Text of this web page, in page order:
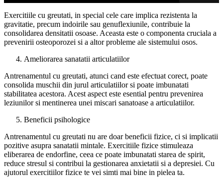
Exercitiile cu greutati, in special cele care implica rezistenta la
gravitatie, precum indoirile sau genuflexiunile, contribuie la
consolidarea densitatii osoase. Aceasta este o componenta cruciala a
prevenirii osteoporozei si a altor probleme ale sistemului osos.
Ameliorarea sanatatii articulatiilor
Antrenamentul cu greutati, atunci cand este efectuat corect, poate
consolida muschii din jurul articulatiilor si poate imbunatati
stabilitatea acestora. Acest aspect este esential pentru prevenirea
leziunilor si mentinerea unei miscari sanatoase a articulatiilor.
Beneficii psihologice
Antrenamentul cu greutati nu are doar beneficii fizice, ci si implicatii
pozitive asupra sanatatii mintale. Exercitiile fizice stimuleaza
eliberarea de endorfine, ceea ce poate imbunatati starea de spirit,
reduce stresul si contribui la gestionarea anxietatii si a depresiei. Cu
ajutorul exercitiilor fizice te vei simti mai bine in pielea ta.